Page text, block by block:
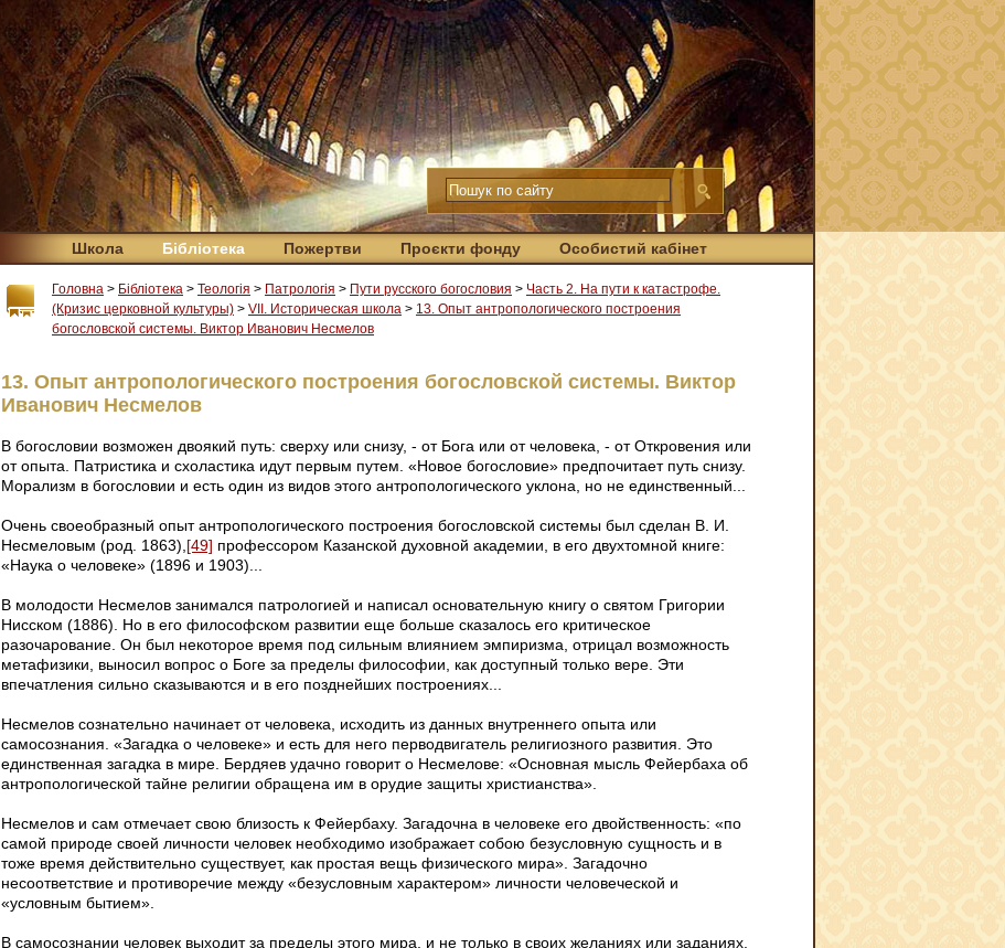
Школа Бібліотека Пожертви Проєкти фонду Особистий кабінет
Головна > Бібліотека > Теологія > Патрологія > Пути русского богословия > Часть 2. На пути к катастрофе.
(Кризис церковной культуры) > VII. Историческая школа > 13. Опыт антропологического построения
богословской системы. Виктор Иванович Несмелов
13. Опыт антропологического построения богословской системы. Виктор
Иванович Несмелов
В богословии возможен двоякий путь: сверху или снизу, - от Бога или от человека, - от Откровения или
от опыта. Патристика и схоластика идут первым путем. «Новое богословие» предпочитает путь снизу.
Морализм в богословии и есть один из видов этого антропологического уклона, но не единственный...
Очень своеобразный опыт антропологического построения богословской системы был сделан В. И.
Несмеловым (род. 1863), [49] профессором Казанской духовной академии, в его двухтомной книге:
«Наука о человеке» (1896 и 1903)...
В молодости Несмелов занимался патрологией и написал основательную книгу о святом Григории
Нисском (1886). Но в его философском развитии еще больше сказалось его критическое
разочарование. Он был некоторое время под сильным влиянием эмпиризма, отрицал возможность
метафизики, выносил вопрос о Боге за пределы философии, как доступ­ный только вере. Эти
впечатления сильно сказываются и в его позднейших построениях...
Несмелов сознательно начинает от человека, исходить из данных внутреннего опыта или
самосознания. «Загадка о человеке» и есть для него перводвигатель религиозного развития. Это
единственная загадка в мире. Бердяев удачно говорит о Несмелове: «Основная мысль Фейербаха об
антропологической тайне религии обращена им в орудие защиты христианства».
Несмелов и сам отмечает свою близость к Фейербаху. Загадочна в человеке его двойственность: «по
самой природе своей личности человек необходимо изображает собою безусловную сущность и в
тоже время действительно существует, как простая вещь физического мира». Загадочно
несоответствие и противоречие между «безусловным характером» личности человеческой и
«условным бытием».
В самосознании человек выходит за преде­лы этого мира, и не только в своих желаниях или заданиях.